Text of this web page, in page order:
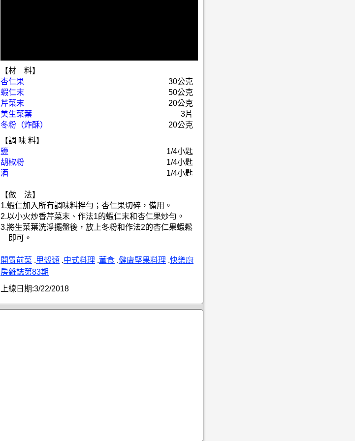
【材 料】
杏仁果
30公克
蝦仁末
50公克
芹菜末
20公克
美生菜葉
3片
冬粉（炸酥）
20公克
【調 味 料】
鹽
1/4小匙
胡椒粉
1/4小匙
酒
1/4小匙
【做 法】
1.蝦仁加入所有調味料拌勻；杏仁果切碎，備用。
2.以小火炒香芹菜末、作法1的蝦仁末和杏仁果炒勻。
3.將生菜葉洗淨擺盤後，放上冬粉和作法2的杏仁果蝦鬆
即可。
開胃前菜 .甲殼類 .中式料理 .葷食 .健康堅果料理 .快樂廚
房雜誌第83期
上線日期:3/22/2018